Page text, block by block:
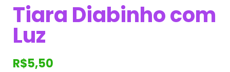
Tiara Diabinho com
Luz
R$5,50